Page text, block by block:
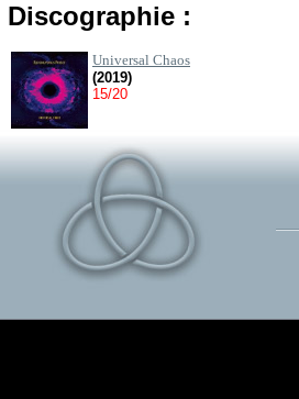
Discographie :
Universal Chaos
(2019)
15/20